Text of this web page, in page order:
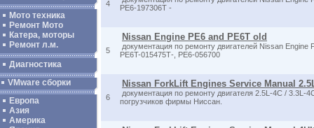
Мото техника
Ремонт Мото
Катера, моторы
Ремонт л.м.
Диагностика
VMware сборки
Европа
Азия
Америка
4
PE6-197306T -
5
Nissan Engine PE6 and PE6T old
документация по ремонту двигателей Nissan Engine
PE6T-015475Т-, PE6-056700
6
Nissan ForkLift Engines Service Manual
документация по ремонту двигателя 2.5L-4C / 3.3L-
погрузчиков фирмы Ниссан.